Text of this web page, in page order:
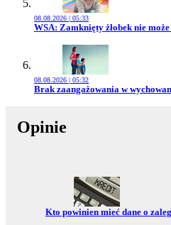
08.08.2026 | 05:33
Przejdź do artykułu:
WSA: Zamknięty żłobek nie
08.08.2026 | 05:32
Przejdź do artykułu:
Brak zaangażowania w
Opinie
Przejdź do:
Kto powinien mieć dane o